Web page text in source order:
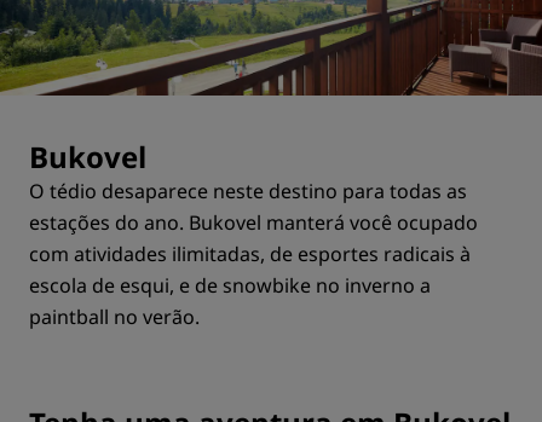
Bukovel
O tédio desaparece neste destino para todas as
estações do ano. Bukovel manterá você ocupado
com atividades ilimitadas, de esportes radicais à
escola de esqui, e de snowbike no inverno a
paintball no verão.